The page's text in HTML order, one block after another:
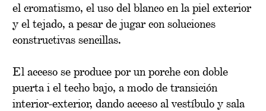
el cromatismo, el uso del blanco en la piel exterior
y el tejado, a pesar de jugar con soluciones
constructivas sencillas.
El acceso se produce por un porche con doble
puerta i el techo bajo, a modo de transición
interior-exterior, dando acceso al vestíbulo y sala